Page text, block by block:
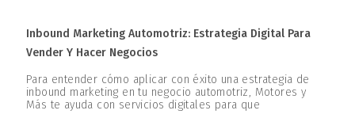
Inbound Marketing Automotriz: Estrategia Digital Para
Vender Y Hacer Negocios
Para entender cómo aplicar con éxito una estrategia de
inbound marketing en tu negocio automotriz, Motores y
Más te ayuda con servicios digitales para que